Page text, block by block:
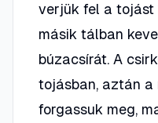
verjük fel a tojást
másik tálban
búzacsírát. A
tojásban, aztán
forgassuk meg,